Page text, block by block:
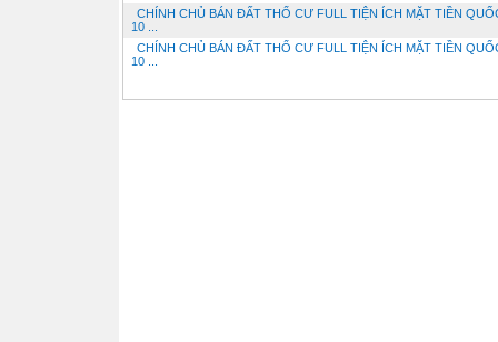
CHÍNH CHỦ BÁN ĐẤT THỔ CƯ FULL TIỆN ÍCH MẶT TIỀN
10 ...
CHÍNH CHỦ BÁN ĐẤT THỔ CƯ FULL TIỆN ÍCH MẶT TIỀN
10 ...